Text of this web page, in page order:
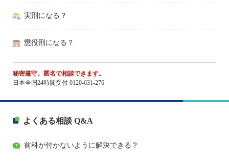
実刑になる？
懲役刑になる？
秘密厳守。匿名で相談できます。
日本全国24時間受付 0120-631-276
よくある相談 Q&A
前科が付かないように解決できる？